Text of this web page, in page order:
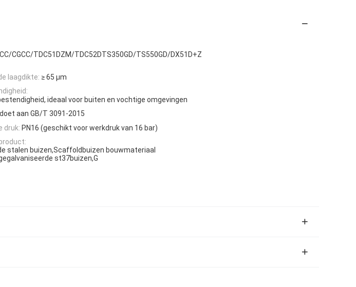
CGCC/TDC51DZM/TDC52DTS350GD/TS550GD/DX51D+Z
laagdikte: ≥ 65 μm
ideaal voor buiten en vochtige omgevingen
aan GB/T 3091-2015
druk: PN16 (geschikt voor werkdruk van 16 bar)
stalen buizen,Scaffoldbuizen bouwmateriaal
st37buizen,G